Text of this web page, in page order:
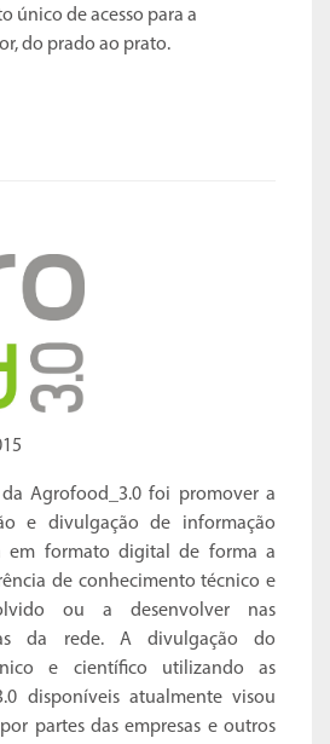
único de acesso para a
do prado ao prato.
Agrofood_3.0 foi promover a
e divulgação de informação
em formato digital de forma a
de conhecimento técnico e
ou a desenvolver nas
da rede. A divulgação do
e científico utilizando as
disponíveis atualmente visou
partes das empresas e outros